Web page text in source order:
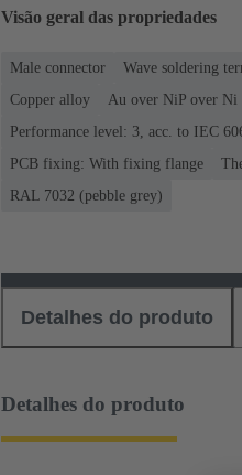
Visão geral das propriedades
Male connector Wave soldering
Copper alloy
Au over NiP over Ni
Performance level: 3, acc. to IEC
PCB fixing: With fixing flange
RAL 7032 (pebble grey)
Detalhes do produto
Detalhes do produto